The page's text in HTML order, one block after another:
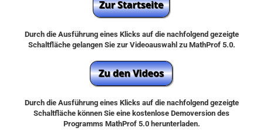
Durch die Ausführung eines Klicks auf die nachfolgend gezeigte
Schaltfläche gelangen Sie zur Videoauswahl zu MathProf 5.0.
Durch die Ausführung eines Klicks auf die nachfolgend gezeigte
Schaltfläche können Sie eine kostenlose Demoversion des
Programms MathProf 5.0 herunterladen.